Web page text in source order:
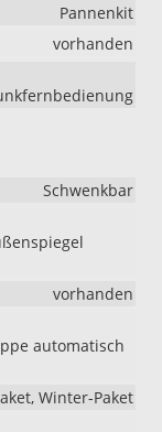
Pannenkit
vorhanden
Schwenkbar
vorhanden
automatisch
Winter-Paket